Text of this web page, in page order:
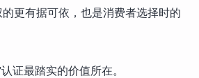
更有据可依，也是消费者选择时的
证最踏实的价值所在。